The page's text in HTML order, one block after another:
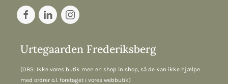
Urtegaarden Frederiksberg
(OBS: Ikke vores butik men en shop in shop, så de kan ikke hjælpe
med ordrer o.l. foretaget i vores webbutik)